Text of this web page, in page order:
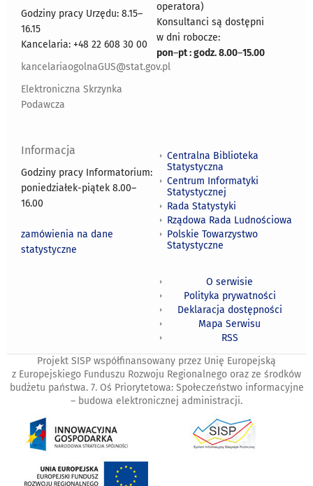
Godziny pracy Urzędu: 8.15–
16.15
Kancelaria: +48 22 608 30 00
kancelariaogolnaGUS@stat.gov.pl
Elektroniczna Skrzynka
Podawcza
operatora)
Konsultanci są dostępni
w dni robocze:
pon–pt : godz. 8.00–15.00
Informacja
Godziny pracy Informatorium:
poniedziałek-piątek 8.00–
16.00
zamówienia na dane
statystyczne
Centralna Biblioteka
Statystyczna
Centrum Informatyki
Statystycznej
Rada Statystyki
Rządowa Rada Ludnościowa
Polskie Towarzystwo
Statystyczne
O serwisie
Polityka prywatności
Deklaracja dostępności
Mapa Serwisu
RSS
Projekt SISP współfinansowany przez Unię Europejską
z Europejskiego Funduszu Rozwoju Regionalnego oraz ze środków
budżetu państwa. 7. Oś Priorytetowa: Społeczeństwo informacyjne
– budowa elektronicznej administracji.